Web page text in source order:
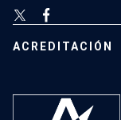
ACREDITACIÓN